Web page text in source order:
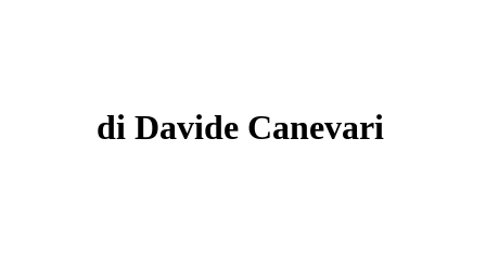
di Davide Canevari